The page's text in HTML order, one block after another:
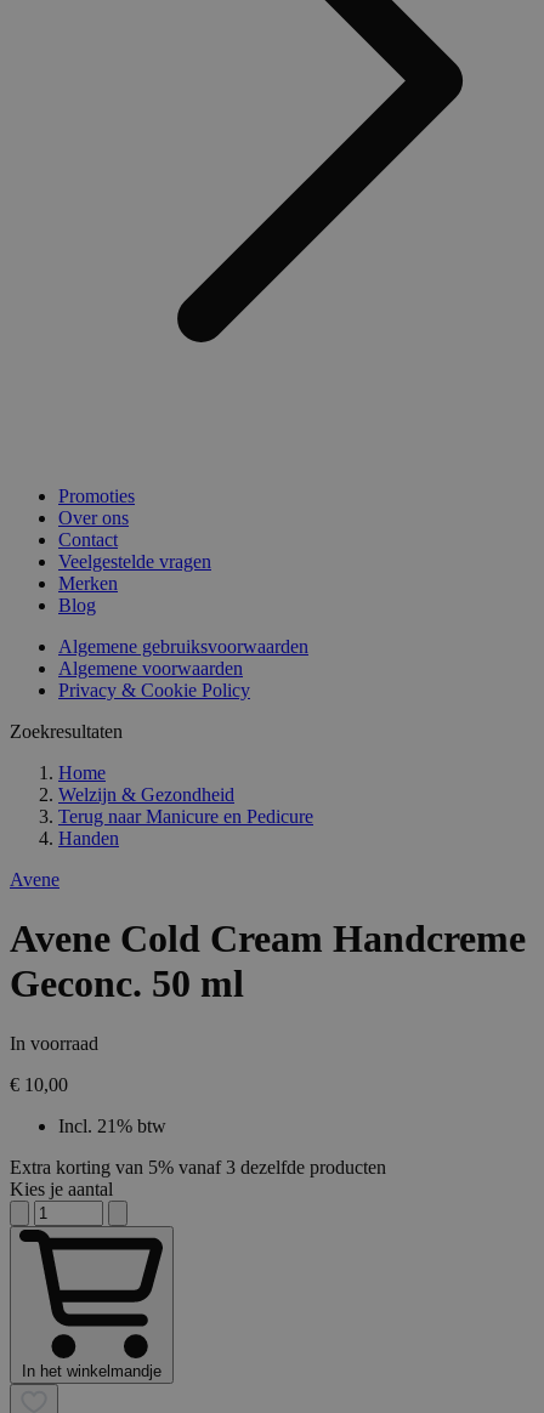
Promoties
Over ons
Contact
Veelgestelde vragen
Merken
Blog
Algemene gebruiksvoorwaarden
Algemene voorwaarden
Privacy & Cookie Policy
Zoekresultaten
Home
Welzijn & Gezondheid
Terug naar Manicure en Pedicure
Handen
Avene
Avene Cold Cream Handcreme
Geconc. 50 ml
In voorraad
€ 10,00
Incl. 21% btw
Extra korting van 5% vanaf 3 dezelfde producten
Kies je aantal
In het winkelmandje